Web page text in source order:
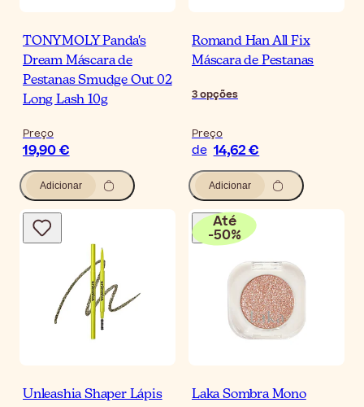
TONYMOLY Panda's
Dream Máscara de
Pestanas Smudge Out 02
Long Lash 10g
Preço
19,90 €
Adicionar
Romand Han All Fix
Máscara de Pestanas
3opções
Preço
de 14,62 €
Adicionar
Unleashia Shaper Lápis
Até
-50%
Laka Sombra Mono